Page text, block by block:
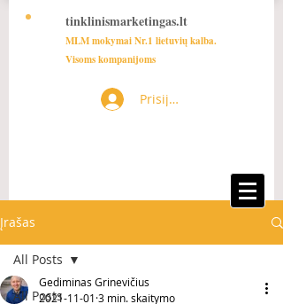
tinklinismarketingas.lt
MLM mokymai Nr.1 lietuvių kalba.
Visoms kompanijoms
Prisijungti
Įrašas
All Posts
All Posts
Gediminas Grinevičius
2021-11-01 3 min. skaitymo